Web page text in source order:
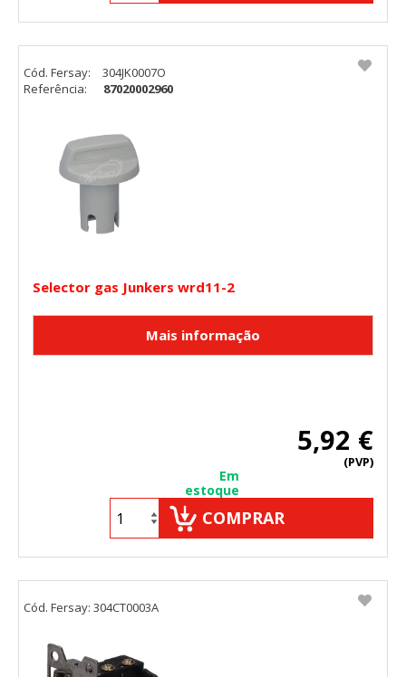
Selector gas Junkers wrd11-2
5,92 €
(PVP)
Em
estoque
COMPRAR
Cód. Fersay:
304JK0007O
Referência:
87020002960
Cód. Fersay: 304CT0003A